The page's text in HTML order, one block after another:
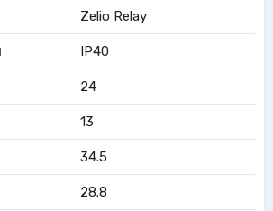
Zelio Relay
IP40
24
13
34.5
28.8